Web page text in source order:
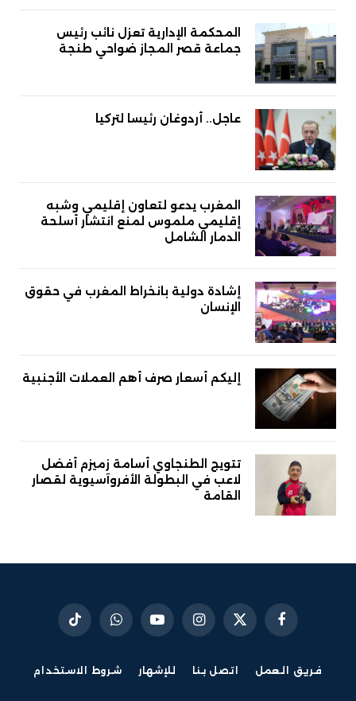
المحكمة الإدارية تعزل نائب رئيس
جماعة قصر المجاز ضواحي طنجة
عاجل.. أردوغان رئيسا لتركيا
المغرب يدعو لتعاون إقليمي وشبه
إقليمي ملموس لمنع انتشار أسلحة
الدمار الشامل
إشادة دولية بانخراط المغرب في حقوق
الإنسان
إليكم أسعار صرف أهم العملات الأجنبية
تتويج الطنجاوي أسامة زميزم أفضل
لاعب في البطولة الأفروآسيوية لقصار
القامة
فيسبوكX
(Twitter)
الانستغراميوتيوب واتساب تيكتوك
فريق العمل اتصل بنا للإشهار شروط الاستخدام